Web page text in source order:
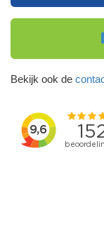
Bekijk ook de